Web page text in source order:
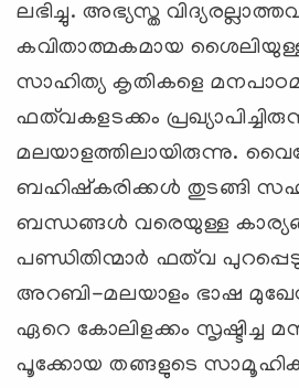
ലഭിച്ചു. അഭ്യസ്ത
കവിതാത്മകമായ
സാഹിത്യ കൃതികളെ
ഫത്‌വകളടക്കം
മലയാളത്തിലായിരുന്നു.
ബഹിഷ്‌കരിക്കള്‍ തുടങ്ങി
ബന്ധങ്ങള്‍ വരെയുള്ള
പണ്ഡിതിന്മാര്‍ ഫത്‌വ
അറബി-മലയാളം ഭാഷ
ഏറെ കോലിളക്കം സൃഷ്ടിച്ച
പൂക്കോയ തങ്ങളുടെ